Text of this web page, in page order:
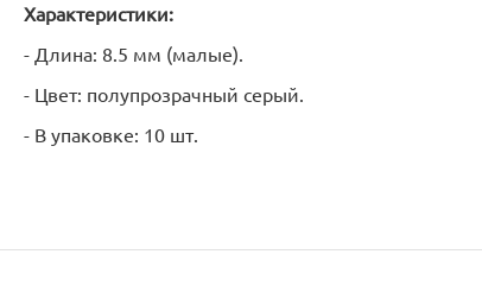
Характеристики:
- Длина: 8.5 мм (малые).
- Цвет: полупрозрачный серый.
- В упаковке: 10 шт.